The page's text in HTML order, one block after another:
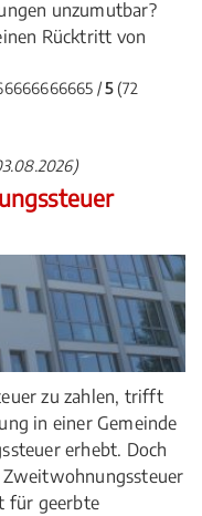
unzumutbar?
Rücktritt von
/5(72
zu zahlen, trifft
in einer Gemeinde
erhebt. Doch
für geerbte